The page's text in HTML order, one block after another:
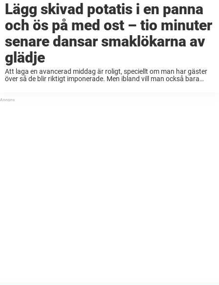
Lägg skivad potatis i en panna
och ös på med ost – tio minuter
senare dansar smaklökarna av
glädje
Att laga en avancerad middag är roligt, speciellt om man har gäster
över så de blir riktigt imponerade. Men ibland vill man också bara